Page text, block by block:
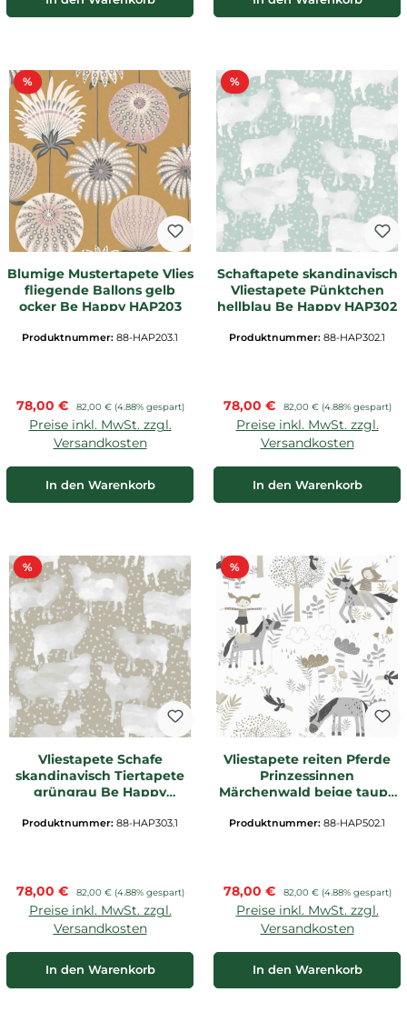
%Rabatt
Blumige Mustertapete Vlies
fliegende Ballons gelb
ocker Be Happy HAP203
Produktnummer: 88-HAP203.1
Verkaufspreis:
78,00 € Regulärer Preis:
82,00 € (4.88% gespart)
Preise inkl. MwSt. zzgl.
Versandkosten
In den Warenkorb
%Rabatt
Schaftapete skandinavisch
Vliestapete Pünktchen
hellblau Be Happy HAP302
Produktnummer: 88-HAP302.1
Verkaufspreis:
78,00 € Regulärer Preis:
82,00 € (4.88% gespart)
Preise inkl. MwSt. zzgl.
Versandkosten
In den Warenkorb
%Rabatt
Vliestapete Schafe
skandinavisch Tiertapete
grüngrau Be Happy
Produktnummer: 88-HAP303.1
Verkaufspreis:
78,00 € Regulärer Preis:
82,00 € (4.88% gespart)
Preise inkl. MwSt. zzgl.
Versandkosten
In den Warenkorb
%Rabatt
Vliestapete reiten Pferde
Prinzessinnen
Märchenwald beige taupe
Produktnummer: 88-HAP502.1
Verkaufspreis:
78,00 € Regulärer Preis:
82,00 € (4.88% gespart)
Preise inkl. MwSt. zzgl.
Versandkosten
In den Warenkorb